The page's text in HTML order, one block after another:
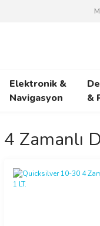
Elektronik &
Navigasyon
&
4 Zamanlı